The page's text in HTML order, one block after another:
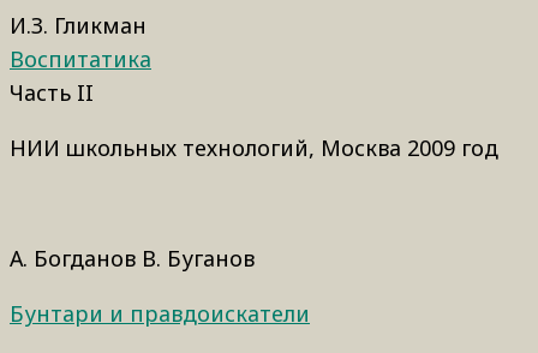
И.З. Гликман
Воспитатика
Часть II
НИИ школьных технологий, Москва 2009 год
А. Богданов В. Буганов
Бунтари и правдоискатели